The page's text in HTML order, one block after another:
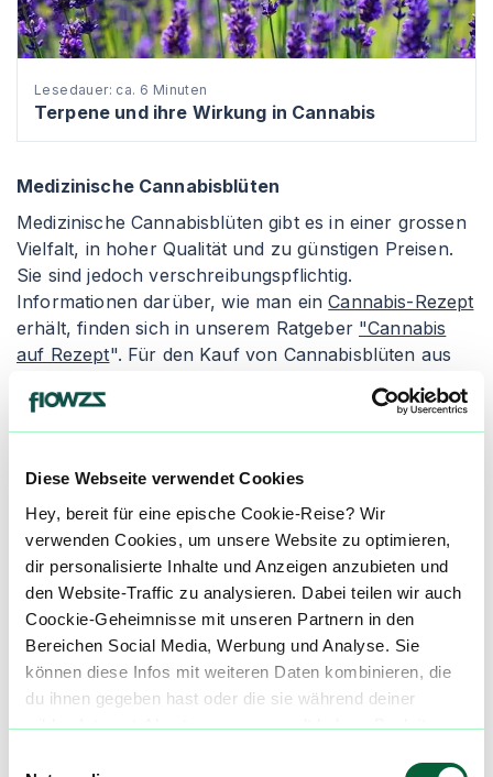
Diese Webseite verwendet Cookies
Hey, bereit für eine epische Cookie-Reise? Wir
verwenden Cookies, um unsere Website zu optimieren,
dir personalisierte Inhalte und Anzeigen anzubieten und
den Website-Traffic zu analysieren. Dabei teilen wir auch
Coockie-Geheimnisse mit unseren Partnern in den
Bereichen Social Media, Werbung und Analyse. Sie
können diese Infos mit weiteren Daten kombinieren, die
du ihnen gegeben hast oder die sie während deiner
wilden Internet-Abenteuer gesammelt haben. Begleite
Lesedauer: ca. 6 Minuten
Terpene und ihre Wirkung in Cannabis
Medizinische Cannabisblüten
Medizinische Cannabisblüten gibt es in einer grossen
Vielfalt, in hoher Qualität und zu günstigen Preisen.
Sie sind jedoch verschreibungspflichtig.
Informationen darüber, wie man einCannabis-Rezept
erhält, finden sich in unserem Ratgeber "Cannabis
auf Rezept". Für den Kauf von Cannabisblüten aus
Cannabis legal kaufen
" zu lesen. Apotheken geben
die Cannabisblüten entweder als Granulat oder als
Einnahmeform ist.
Granulierte Cannabisblüten wird in der Apotheke
zerkleinert und verpackt. Die Konsumenten erhalten
einen Dosierlöffel zur genauen Abmessung des
medizinischen Cannabis, um ungleichmäßige und
inkorrekte Dosierungen zu vermeiden. Der Nachteil
von granuliertem Cannabis ist seine schnellere
Oxidation, wodurch es schneller austrocknen und an
Qualität verlieren kann. Alternativ gibt es die Abgabe